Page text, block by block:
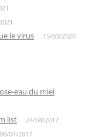
le virus 15/03/2020
eau du miel
list 24/04/2017
06/04/2017